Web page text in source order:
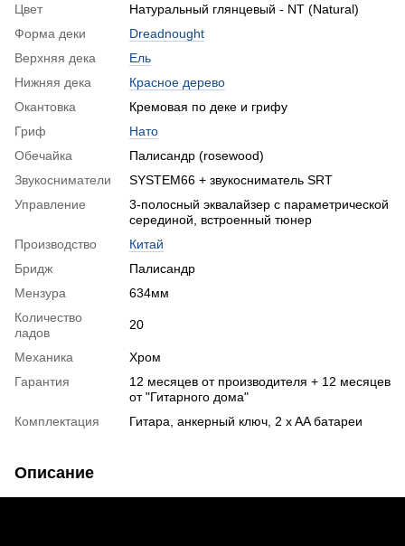
Цвет
Натуральный глянцевый - NT (Natural)
Форма деки
Dreadnought
Верхняя дека
Ель
Нижняя дека
Красное дерево
Окантовка
Кремовая по деке и грифу
Гриф
Нато
Обечайка
Палисандр (rosewood)
Звукосниматели
SYSTEM66 + звукосниматель SRT
Управление
3-полосный эквалайзер с параметрической
серединой, встроенный тюнер
Производство
Китай
Бридж
Палисандр
Мензура
634мм
Количество
ладов
20
Механика
Хром
Гарантия
12 месяцев от производителя + 12 месяцев
от "Гитарного дома"
Комплектация
Гитара, анкерный ключ, 2 x AA батареи
Описание